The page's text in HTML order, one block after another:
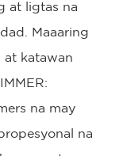
at ligtas na
Maaaring
at katawan
na may
na